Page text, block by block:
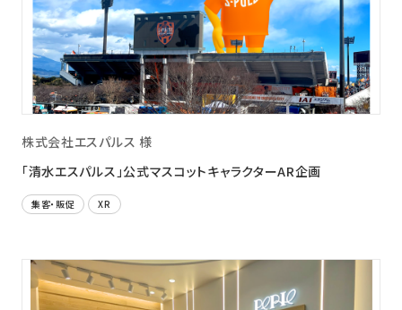
株式会社エスパルス 様
「清水エスパルス」公式マスコットキャラクターAR企画
集客・販促 XR